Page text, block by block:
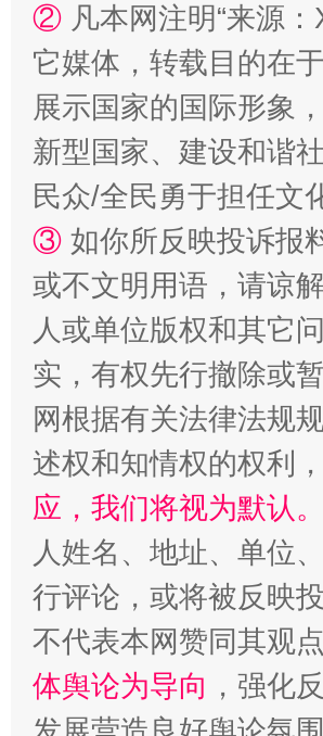
② 凡本网注明“来源
它媒体，转载目的在
展示国家的国际形象
新型国家、建设和谐
民众/全民勇于担任文
③ 如你所反映投诉报
或不文明用语，请谅
人或单位版权和其它
实，有权先行撤除或
网根据有关法律法规
述权和知情权的权利，
应，我们将视为默认
人姓名、地址、单位
行评论，或将被反映
不代表本网赞同其观
体舆论为导向 ，强化